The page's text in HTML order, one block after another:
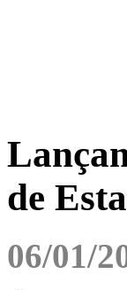
de
06/01/